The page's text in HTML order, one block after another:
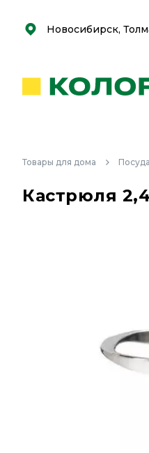
Ск
Ск
Новосибирск,
Товары для дома
Кастрюля